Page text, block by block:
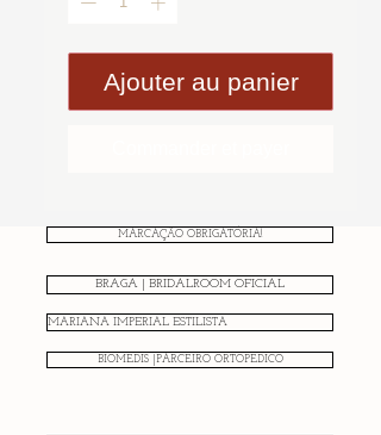
Ajouter au panier
MARCAÇÃO OBRIGATÓRIA!
BRAGA | BRIDALROOM OFICIAL
MARIANA IMPERIAL ESTILISTA
BIOMEDIS |PARCEIRO ORTOPÉDICO